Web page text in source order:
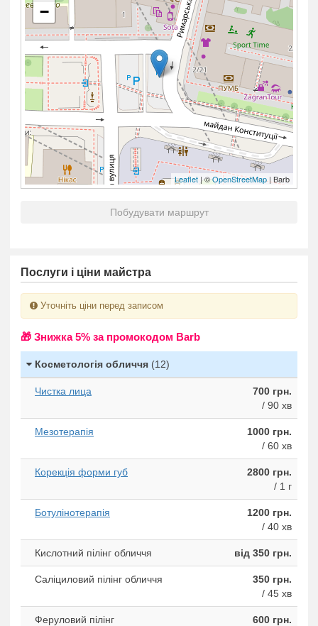
−
Leaflet | ©OpenStreetMap| Barb
Побудувати маршрут
Послуги і ціни майстра
Уточніть ціни перед записом
🎁 Знижка 5% за промокодом Barb
Косметологія обличчя (12)
Чистка лица
700 грн.
/ 90 хв
Мезотерапія
1000 грн.
/ 60 хв
Корекція форми губ
2800 грн.
/ 1 г
Ботулінотерапія
1200 грн.
/ 40 хв
Кислотний пілінг обличчя від 350 грн.
Саліциловий пілінг обличчя
350 грн.
/ 45 хв
Феруловий пілінг 600 грн.